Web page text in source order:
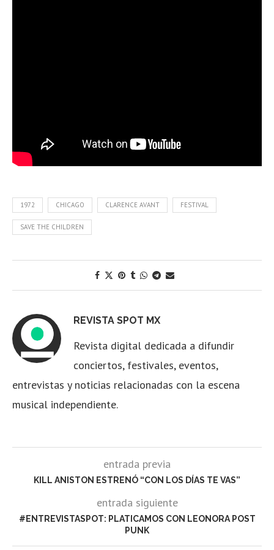
1972 CHICAGO CLARENCE AVANT FESTIVAL
SAVE THE CHILDREN
REVISTA SPOT MX
Revista digital dedicada a difundir
conciertos, festivales, eventos,
entrevistas y noticias relacionadas con la escena
musical independiente.
entrada previa
KILL ANISTON ESTRENÓ “CON LOS DÍAS TE VAS”
entrada siguiente
#ENTREVISTASPOT: PLATICAMOS CON LEONORA POST
PUNK